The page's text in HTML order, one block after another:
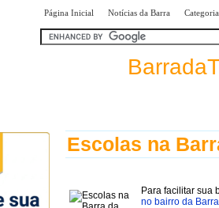
Página Inicial Notícias da Barra
Escolas na
Para facilitar sua
no bairro da